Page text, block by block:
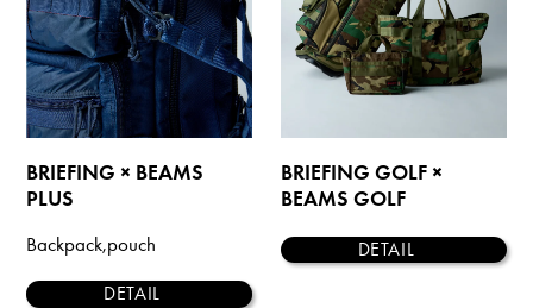
BRIEFING × BEAMS
PLUS
Backpack,pouch
DETAIL
BRIEFING GOLF ×
BEAMS GOLF
DETAIL